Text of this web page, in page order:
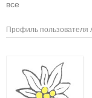
все
Профиль пользователя